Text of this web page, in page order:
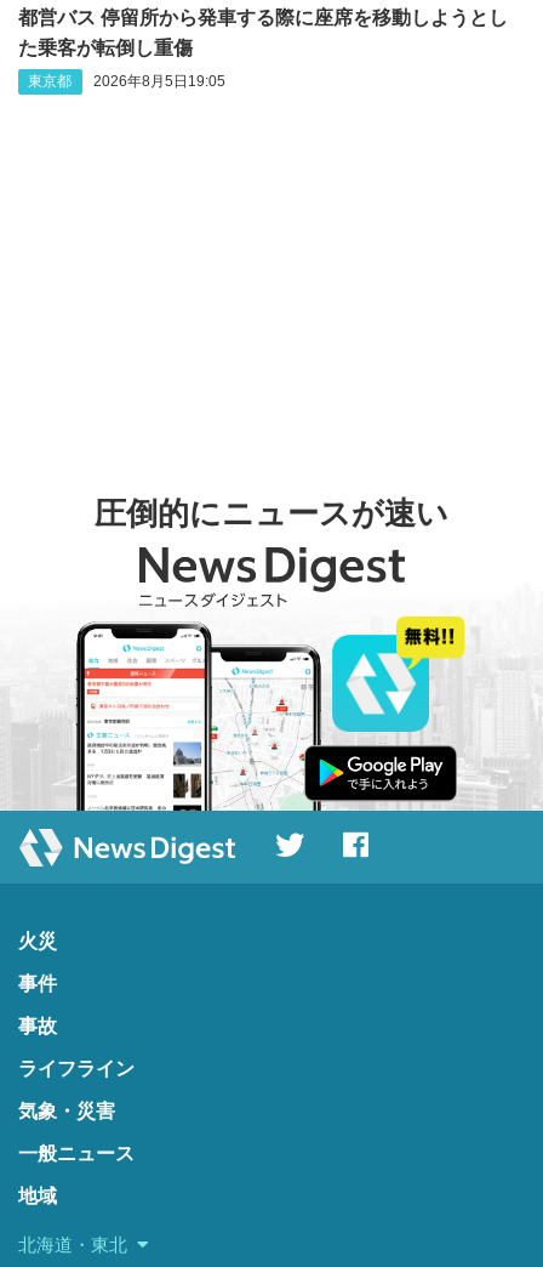
都営バス 停留所から発車する際に座席を移動しようとし
た乗客が転倒し重傷
東京都 2026年8月5日19:05
圧倒的にニュースが速い
火災
事件
事故
ライフライン
気象・災害
一般ニュース
地域
北海道・東北